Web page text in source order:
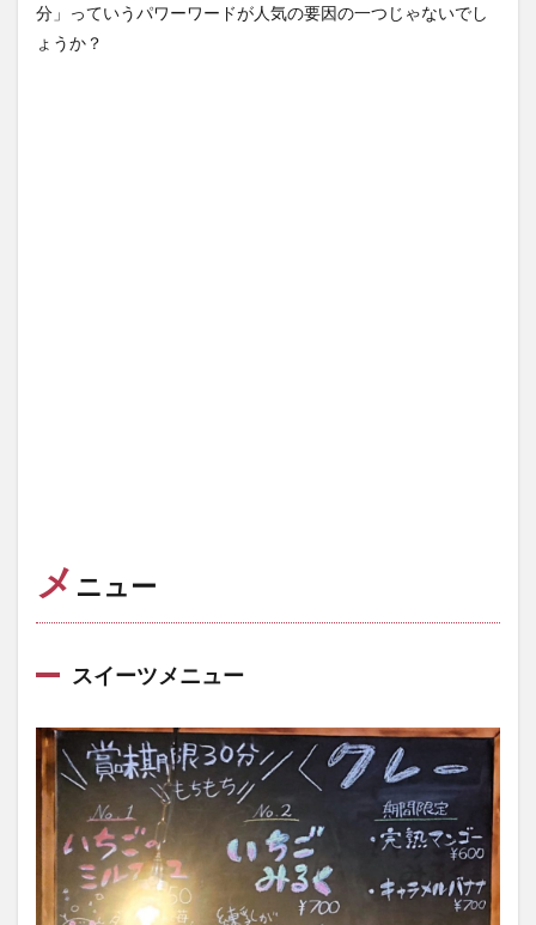
分」っていうパワーワードが人気の要因の一つじゃないでし
ょうか？
メ ニュー
スイーツメニュー